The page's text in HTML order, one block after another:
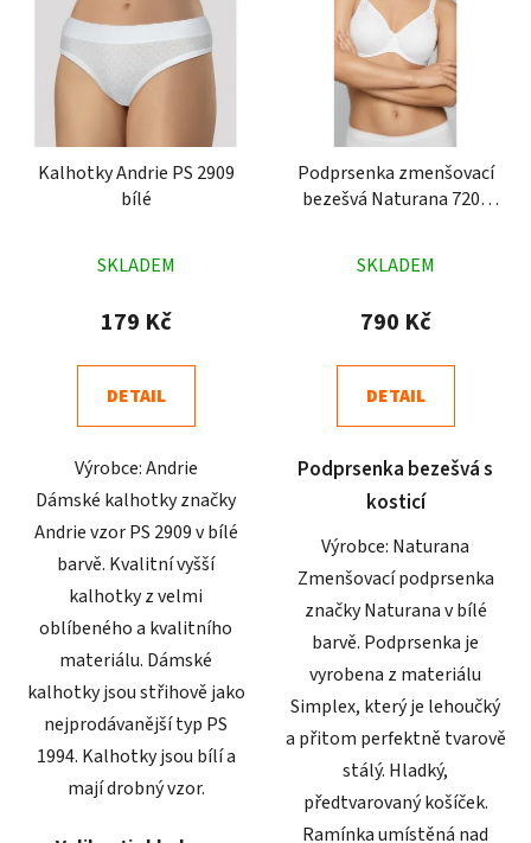
Kalhotky Andrie PS 2909
bílé
hodnocení
produktu
5,0
z
hvězdiček.
SKLADEM
179 Kč
DETAIL
Výrobce: Andrie
Dámské kalhotky značky
Andrie vzor PS 2909 v bílé
barvě. Kvalitní vyšší
kalhotky z velmi
oblíbeného a kvalitního
materiálu. Dámské
kalhotky jsou střihově jako
nejprodávanější typ PS
1994. Kalhotky jsou bílí a
mají drobný vzor.
Podprsenka zmenšovací
bezešvá Naturana 7208
hodnocení
produktu
4,8
z
hvězdiček.
SKLADEM
790 Kč
DETAIL
Podprsenka bezešvá s
kosticí
Výrobce: Naturana
Zmenšovací podprsenka
značky Naturana v bílé
barvě. Podprsenka je
vyrobena z materiálu
Simplex, který je lehoučký
a přitom perfektně tvarově
stálý. Hladký,
předtvarovaný košíček.
Ramínka umístěná nad